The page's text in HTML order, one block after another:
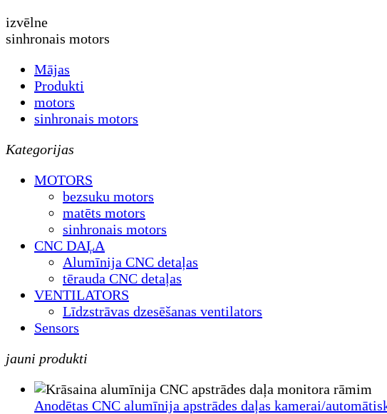
izvēlne
sinhronais motors
Mājas
Produkti
motors
sinhronais motors
Kategorijas
MOTORS
bezsuku motors
matēts motors
sinhronais motors
CNC DAĻA
Alumīnija CNC detaļas
tērauda CNC detaļas
VENTILATORS
Līdzstrāvas dzesēšanas ventilators
Sensors
jauni produkti
Anodētas CNC alumīnija apstrādes daļas kamerai/